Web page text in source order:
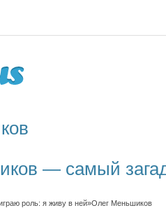
— самый
роль: я живу в ней»Олег Меньшиков